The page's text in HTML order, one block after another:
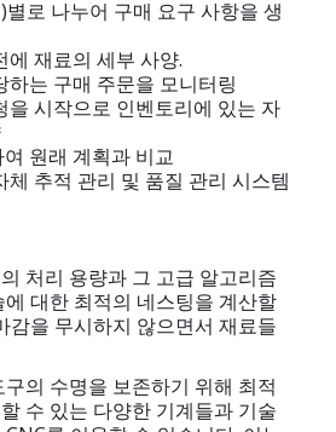
로 나누어 구매 요구 사항을 생
에 재료의 세부 사양.
하는 구매 주문을 모니터링
을 시작으로 인벤토리에 있는 자
원래 계획과 비교
체 추적 관리 및 품질 관리 시스템
처리 용량과 그 고급 알고리즘
대한 최적의 네스팅을 계산할
감을 무시하지 않으면서 재료들
의 수명을 보존하기 위해 최적
수 있는 다양한 기계들과 기술